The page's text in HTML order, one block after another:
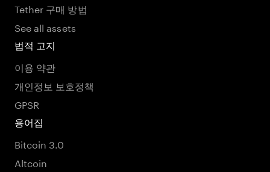
Tether 구매 방법
See all assets
법적 고지
이용 약관
개인정보 보호정책
GPSR
용어집
Bitcoin 3.0
Altcoin